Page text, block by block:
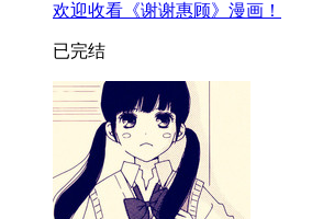
欢迎收看《谢谢惠顾》漫画！
已完结